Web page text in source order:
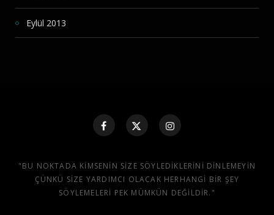
Eylül 2013
"BU NOKTADA KIMSENIN SIZE SÖYLEDIKLERINI DINLEMEYIN
ÇÜNKÜ SIZE YARDIMCI OLACAK HERHANGI BIR ŞEY
SÖYLEMELERI PEK MÜMKÜN DEĞILDIR."